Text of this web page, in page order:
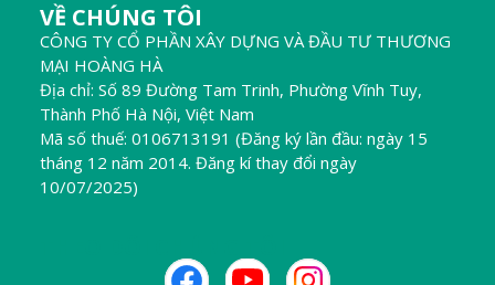
VỀ CHÚNG TÔI
CÔNG TY CỔ PHẦN XÂY DỰNG VÀ ĐẦU TƯ THƯƠNG
MẠI HOÀNG HÀ
Địa chỉ: Số 89 Đường Tam Trinh, Phường Vĩnh Tuy,
Thành Phố Hà Nội, Việt Nam
Mã số thuế: 0106713191 (Đăng ký lần đầu: ngày 15
tháng 12 năm 2014. Đăng kí thay đổi ngày
10/07/2025)